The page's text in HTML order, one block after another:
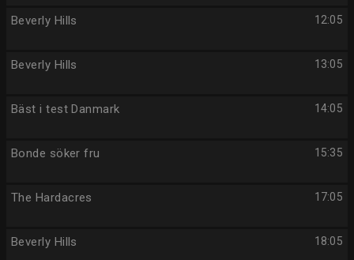
12:05
Beverly Hills
13:05
Beverly Hills
14:05
Bäst i test Danmark
15:35
Bonde söker fru
17:05
The Hardacres
18:05
Beverly Hills